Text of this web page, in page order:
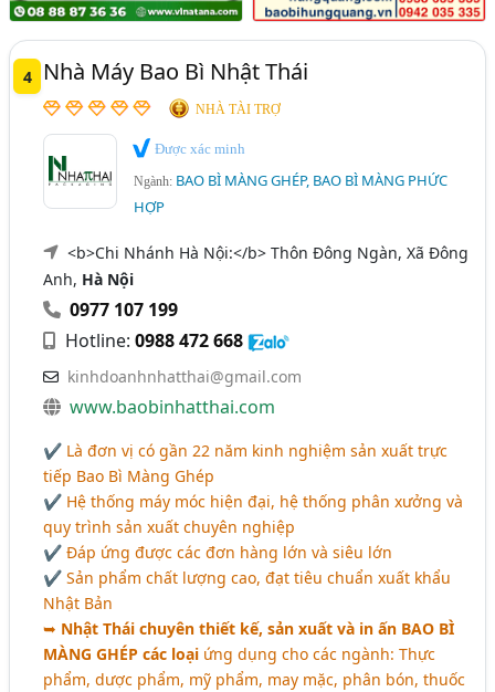
4 Nhà Máy Bao Bì Nhật Thái
NHÀ TÀI TRỢ
Được xác minh
Ngành: BAO BÌ MÀNG GHÉP, BAO BÌ MÀNG PHỨC
HỢP
<b>Chi Nhánh Hà Nội:</b> Thôn Đông Ngàn, Xã Đông
Anh, Hà Nội
0977 107 199
Hotline:0988 472 668
kinhdoanhnhatthai@gmail.com
www.baobinhatthai.com
✔ Là đơn vị có gần 22 năm kinh nghiệm sản xuất trực
tiếp Bao Bì Màng Ghép
✔ Hệ thống máy móc hiện đại, hệ thống phân xưởng và
quy trình sản xuất chuyên nghiệp
✔ Đáp ứng được các đơn hàng lớn và siêu lớn
✔ Sản phẩm chất lượng cao, đạt tiêu chuẩn xuất khẩu
Nhật Bản
➥ Nhật Thái chuyên thiết kế, sản xuất và in ấn BAO BÌ
MÀNG GHÉP các loại ứng dụng cho các ngành: Thực
phẩm, dược phẩm, mỹ phẩm, may mặc, phân bón, thuốc